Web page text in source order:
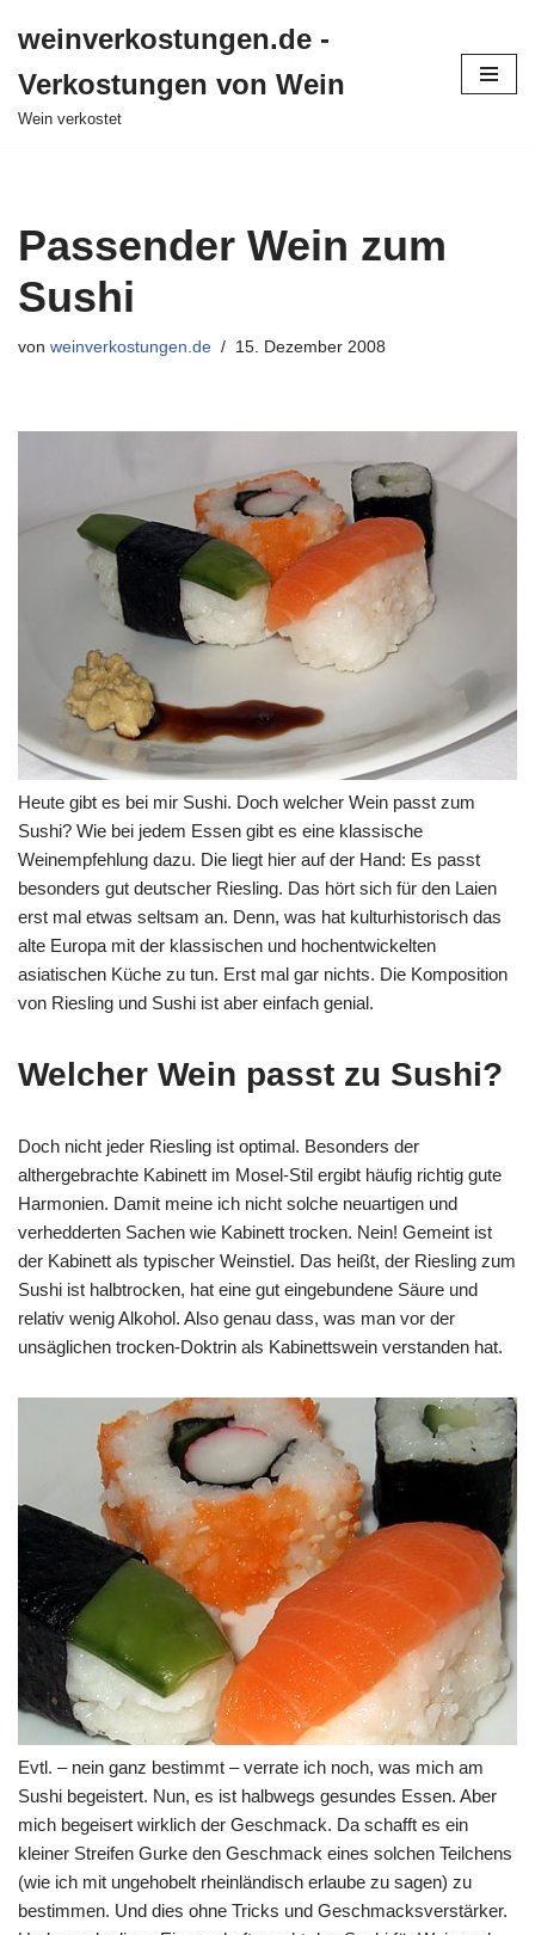
Inhalt
springen
weinverkostungen.de -
Verkostungen von Wein
Wein verkostet
Passender Wein zum
Sushi
von weinverkostungen.de 15. Dezember 2008
Heute gibt es bei mir Sushi. Doch welcher Wein passt zum
Sushi? Wie bei jedem Essen gibt es eine klassische
Weinempfehlung dazu. Die liegt hier auf der Hand: Es passt
besonders gut deutscher Riesling. Das hört sich für den Laien
erst mal etwas seltsam an. Denn, was hat kulturhistorisch das
alte Europa mit der klassischen und hochentwickelten
asiatischen Küche zu tun. Erst mal gar nichts. Die Komposition
von Riesling und Sushi ist aber einfach genial.
Welcher Wein passt zu Sushi?
Doch nicht jeder Riesling ist optimal. Besonders der
althergebrachte Kabinett im Mosel-Stil ergibt häufig richtig gute
Harmonien. Damit meine ich nicht solche neuartigen und
verhedderten Sachen wie Kabinett trocken. Nein! Gemeint ist
der Kabinett als typischer Weinstiel. Das heißt, der Riesling zum
Sushi ist halbtrocken, hat eine gut eingebundene Säure und
relativ wenig Alkohol. Also genau dass, was man vor der
unsäglichen trocken-Doktrin als Kabinettswein verstanden hat.
Evtl. – nein ganz bestimmt – verrate ich noch, was mich am
Sushi begeistert. Nun, es ist halbwegs gesundes Essen. Aber
mich begeisert wirklich der Geschmack. Da schafft es ein
kleiner Streifen Gurke den Geschmack eines solchen Teilchens
(wie ich mit ungehobelt rheinländisch erlaube zu sagen) zu
bestimmen. Und dies ohne Tricks und Geschmacksverstärker.